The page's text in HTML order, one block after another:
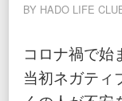
BY HADO LIFE
コロナ禍で始
当初ネガティ